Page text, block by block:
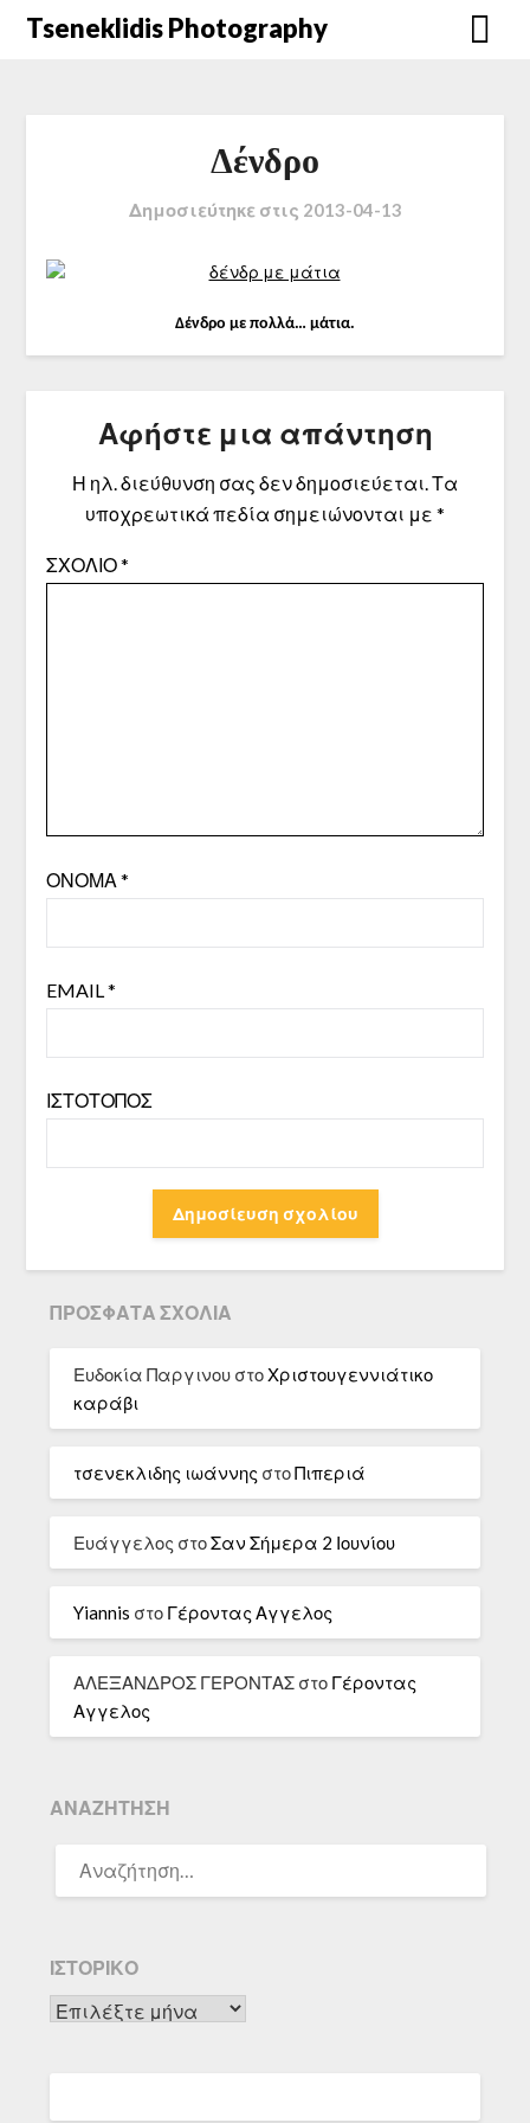
Μετάβαση
Tseneklidis Photography
Δένδρο
Δημοσιεύτηκε στις 2013-04-13
Δένδρο με πολλά… μάτια.
Αφήστε μια απάντηση
Η ηλ. διεύθυνση σας δεν δημοσιεύεται.Τα
υποχρεωτικά πεδία σημειώνονται με *
ΣΧΌΛΙΟ*
ΌΝΟΜΑ *
EMAIL*
ΙΣΤΌΤΟΠΟΣ
ΠΡΌΣΦΑΤΑ ΣΧΌΛΙΑ
Ευδοκία Παργινου στοΧριστουγεννιάτικο
καράβι
τσενεκλιδης ιωάννης στοΠιπεριά
Ευάγγελος στοΣαν Σήμερα 2 Ιουνίου
Yiannis στο Γέροντας Αγγελος
ΑΛΕΞΑΝΔΡΟΣ ΓΕΡΟΝΤΑΣ στο Γέροντας
Αγγελος
ΑΝΑΖΉΤΗΣΗ
ΓΙΑ:
ΙΣΤΟΡΙΚΌ
Ιστορικό